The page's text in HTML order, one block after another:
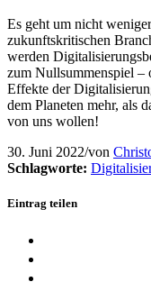
Es geht um nicht
zukunftskritischen
werden
zum Nullsummenspiel –
Effekte der
dem Planeten mehr, als
von uns wollen!
30. Juni 2022/von
Schlagworte:
Eintrag teilen